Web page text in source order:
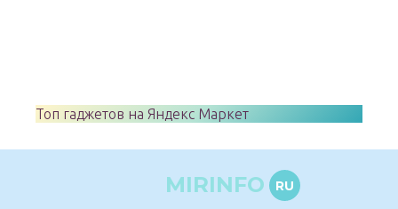
Топ гаджетов на Яндекс Маркет
MIRINFO RU